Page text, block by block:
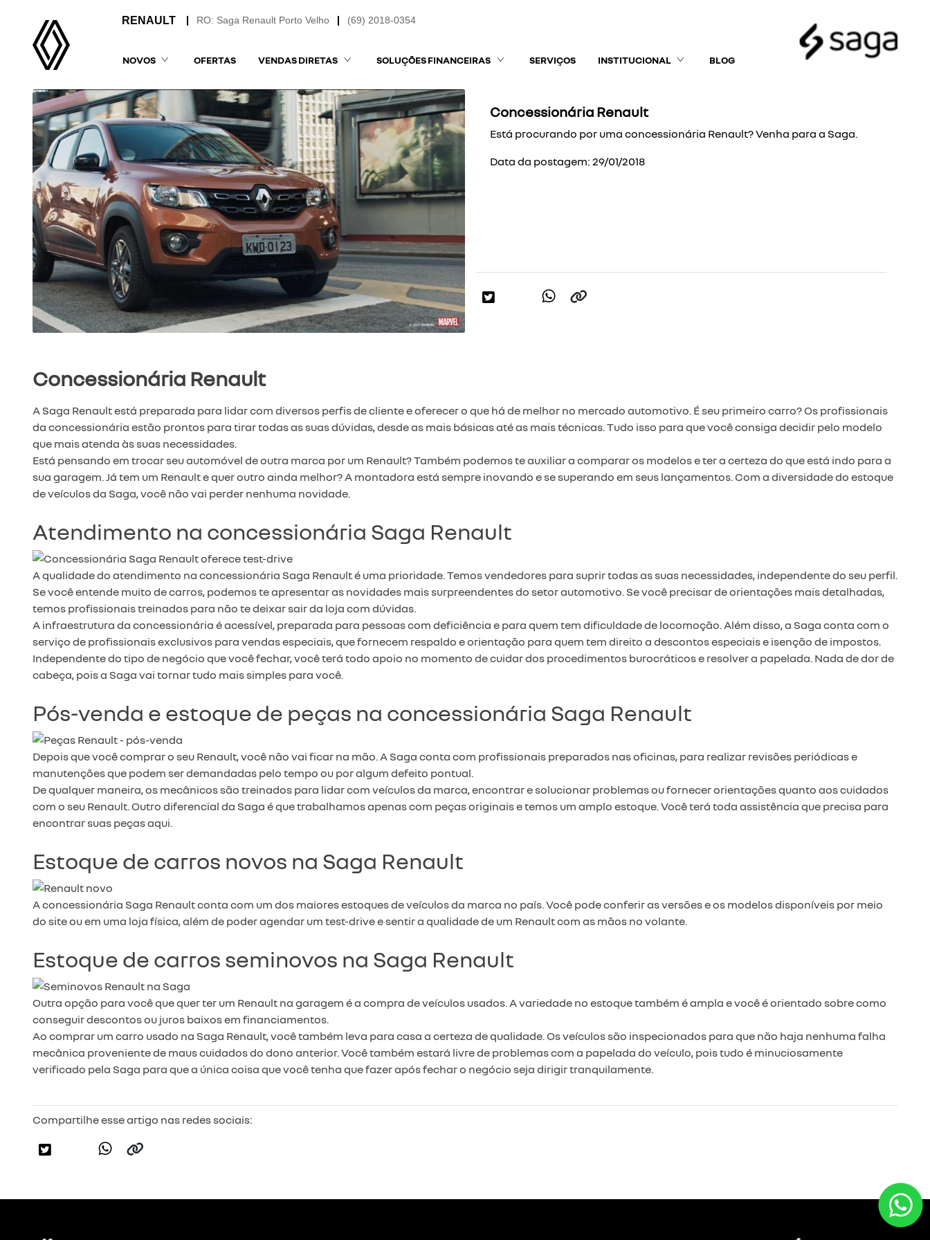
(69) 2018-0354
RO: Saga Renault Porto Velho
NOVOS OFERTAS VENDAS DIRETAS SOLUÇÕES FINANCEIRAS SERVIÇOS INSTITUCIONAL BLOG
Concessionária Renault
Está procurando por uma concessionária Renault? Venha para a Saga.
Data da postagem: 29/01/2018
Concessionária Renault
A Saga Renault está preparada para lidar com diversos perfis de cliente e oferecer o que há de melhor no mercado automotivo. É seu primeiro carro? Os profissionais
da concessionária estão prontos para tirar todas as suas dúvidas, desde as mais básicas até as mais técnicas. Tudo isso para que você consiga decidir pelo modelo
que mais atenda às suas necessidades.
Está pensando em trocar seu automóvel de outra marca por um Renault? Também podemos te auxiliar a comparar os modelos e ter a certeza do que está indo para a
sua garagem. Já tem um Renault e quer outro ainda melhor? A montadora está sempre inovando e se superando em seus lançamentos. Com a diversidade do estoque
de veículos da Saga, você não vai perder nenhuma novidade.
Atendimento na concessionária Saga Renault
A qualidade do atendimento na concessionária Saga Renault é uma prioridade. Temos vendedores para suprir todas as suas necessidades, independente do seu perfil.
Se você entende muito de carros, podemos te apresentar as novidades mais surpreendentes do setor automotivo. Se você precisar de orientações mais detalhadas,
temos profissionais treinados para não te deixar sair da loja com dúvidas.
A infraestrutura da concessionária é acessível, preparada para pessoas com deficiência e para quem tem dificuldade de locomoção. Além disso, a Saga conta com o
serviço de profissionais exclusivos para vendas especiais, que fornecem respaldo e orientação para quem tem direito a descontos especiais e isenção de impostos.
Independente do tipo de negócio que você fechar, você terá todo apoio no momento de cuidar dos procedimentos burocráticos e resolver a papelada. Nada de dor de
cabeça, pois a Saga vai tornar tudo mais simples para você.
Pós-venda e estoque de peças na concessionária Saga Renault
Depois que você comprar o seu Renault, você não vai ficar na mão. A Saga conta com profissionais preparados nas oficinas, para realizar revisões periódicas e
manutenções que podem ser demandadas pelo tempo ou por algum defeito pontual.
De qualquer maneira, os mecânicos são treinados para lidar com veículos da marca, encontrar e solucionar problemas ou fornecer orientações quanto aos cuidados
com o seu Renault. Outro diferencial da Saga é que trabalhamos apenas com peças originais e temos um amplo estoque. Você terá toda assistência que precisa para
encontrar suas peças aqui.
Estoque de carros novos na Saga Renault
A concessionária Saga Renault conta com um dos maiores estoques de veículos da marca no país. Você pode conferir as versões e os modelos disponíveis por meio
do site ou em uma loja física, além de poder agendar um test-drive e sentir a qualidade de um Renault com as mãos no volante.
Estoque de carros seminovos na Saga Renault
Outra opção para você que quer ter um Renault na garagem é a compra de veículos usados. A variedade no estoque também é ampla e você é orientado sobre como
conseguir descontos ou juros baixos em financiamentos.
Ao comprar um carro usado na Saga Renault, você também leva para casa a certeza de qualidade. Os veículos são inspecionados para que não haja nenhuma falha
mecânica proveniente de maus cuidados do dono anterior. Você também estará livre de problemas com a papelada do veículo, pois tudo é minuciosamente
verificado pela Saga para que a única coisa que você tenha que fazer após fechar o negócio seja dirigir tranquilamente.
Compartilhe esse artigo nas redes sociais: